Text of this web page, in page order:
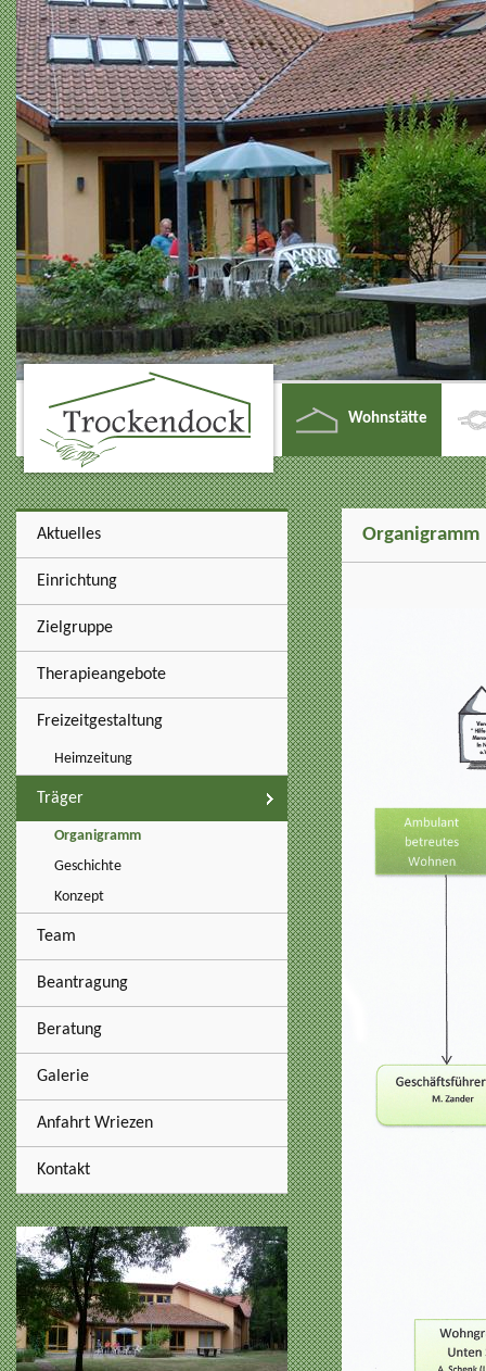
Wohnstätte
Aktuelles
Einrichtung
Zielgruppe
Therapieangebote
Freizeitgestaltung
Heimzeitung
Träger
Organigramm
Geschichte
Konzept
Team
Beantragung
Beratung
Galerie
Anfahrt Wriezen
Kontakt
Organigramm